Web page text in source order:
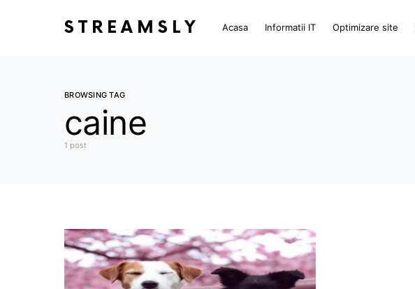
STREAMSLY Acasa Informatii IT Optimizare site
BROWSING TAG
caine
1 post